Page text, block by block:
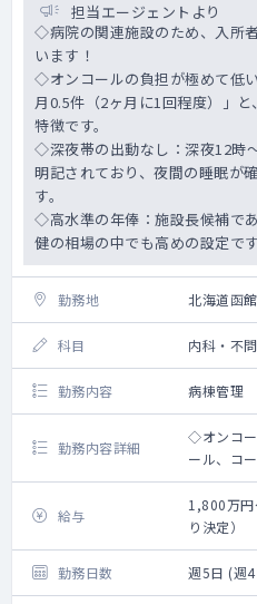
担当エージェントより
◇病院の関連施設のため、入所
います！
◇オンコールの負担が極めて低
月0.5件（2ヶ月に1回程度）」
特徴です。
◇深夜帯の出動なし：深夜12時
明記されており、夜間の睡眠が
す。
◇高水準の年俸：施設長候補で
健の相場の中でも高めの設定です
勤務地 北海道函
科目 内科・不問
勤務内容 病棟管理
勤務内容詳細
◇オンコー
ール、コ
⇒2024年
に1回程度
出しが非
⇒深夜帯
では出動
眠が確保
給与
1,800万円
り決定）
勤務日数 週5日 (週